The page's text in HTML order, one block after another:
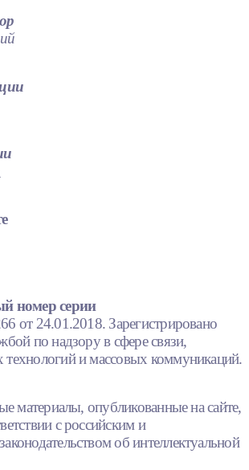
номер серии
24.01.2018. Зарегистрировано
по надзору в сфере связи,
и массовых коммуникаций.
материалы, опубликованные на сайте,
с российским и
об интеллектуальной